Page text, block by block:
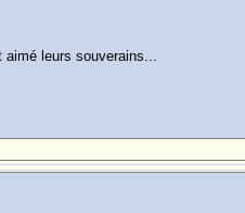
aimé leurs souverains...